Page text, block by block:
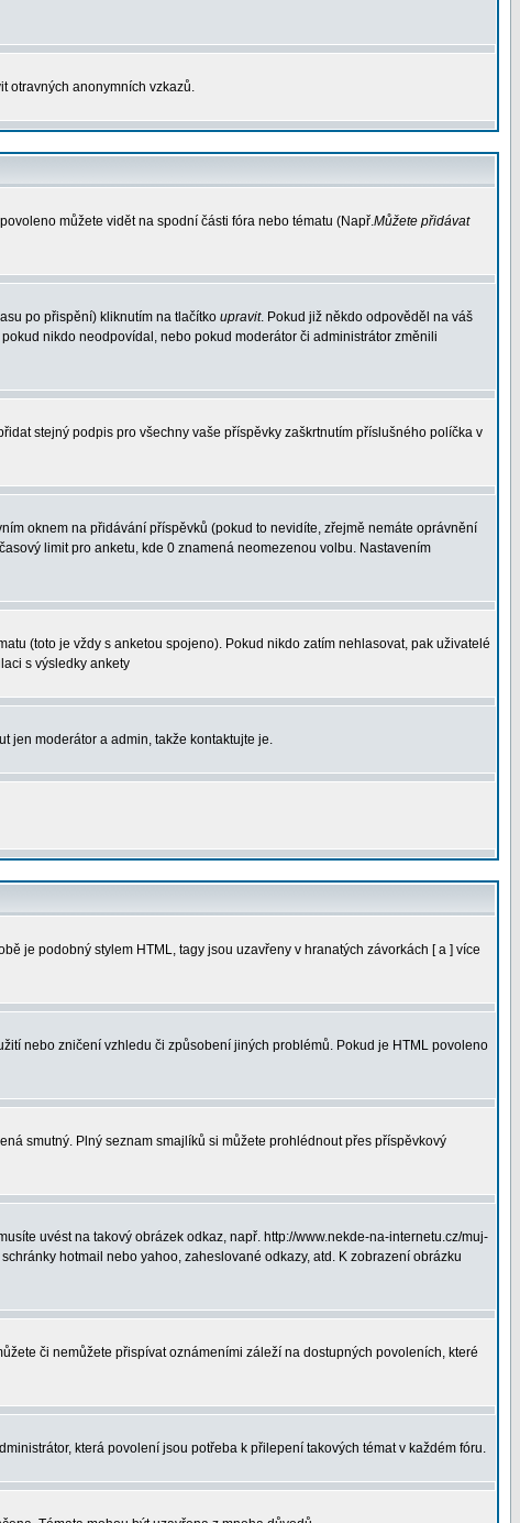
otravných anonymních vzkazů.
můžete vidět na spodní části fóra nebo tématu (Např.Můžete přidávat
po přispění) kliknutím na tlačítko upravit. Pokud již někdo odpověděl na váš
nikdo neodpovídal, nebo pokud moderátor či administrátor změnili
stejný podpis pro všechny vaše příspěvky zaškrtnutím příslušného políčka v
oknem na přidávání příspěvků (pokud to nevidíte, zřejmě nemáte oprávnění
limit pro anketu, kde 0 znamená neomezenou volbu. Nastavením
(toto je vždy s anketou spojeno). Pokud nikdo zatím nehlasovat, pak uživatelé
s výsledky ankety
jen moderátor a admin, takže kontaktujte je.
je podobný stylem HTML, tagy jsou uzavřeny v hranatých závorkách [ a ] více
nebo zničení vzhledu či způsobení jiných problémů. Pokud je HTML povoleno
smutný. Plný seznam smajlíků si můžete prohlédnout přes příspěvkový
uvést na takový obrázek odkaz, např. http://www.nekde-na-internetu.cz/muj-
hotmail nebo yahoo, zaheslované odkazy, atd. K zobrazení obrázku
či nemůžete přispívat oznámeními záleží na dostupných povoleních, které
která povolení jsou potřeba k přilepení takových témat v každém fóru.